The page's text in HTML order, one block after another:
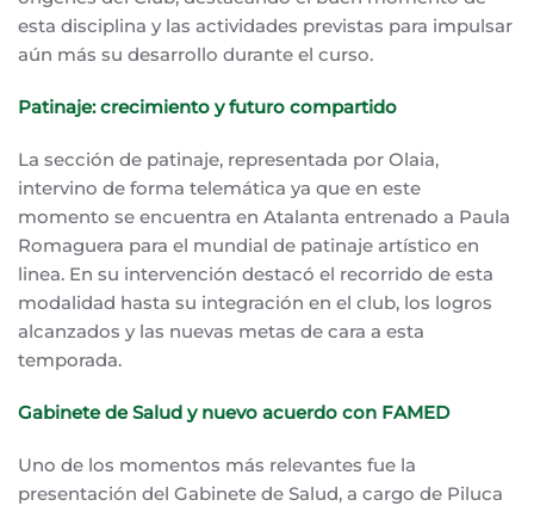
esta disciplina y las actividades previstas para impulsar
aún más su desarrollo durante el curso.
Patinaje: crecimiento y futuro compartido
La sección de patinaje, representada por Olaia,
intervino de forma telemática ya que en este
momento se encuentra en Atalanta entrenado a Paula
Romaguera para el mundial de patinaje artístico en
linea. En su intervención destacó el recorrido de esta
modalidad hasta su integración en el club, los logros
alcanzados y las nuevas metas de cara a esta
temporada.
Gabinete de Salud y nuevo acuerdo con FAMED
Uno de los momentos más relevantes fue la
presentación del Gabinete de Salud, a cargo de Piluca